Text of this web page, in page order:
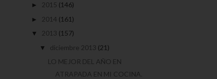
► 2015 (146)
► 2014 (161)
▼ 2013 (157)
▼ diciembre 2013 (21)
LO MEJOR DEL AÑO EN
ATRAPADA EN MI COCINA.